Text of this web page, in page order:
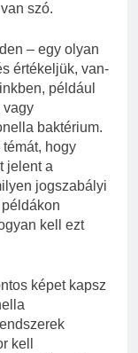
szó.
– egy olyan
értékeljük, van-
például
vagy
baktérium.
hogy
jelent a
jogszabályi
kell ezt
képet kapsz
kell